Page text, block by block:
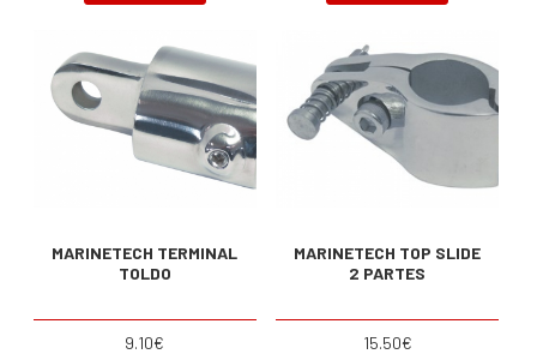
MARINETECH TERMINAL
TOLDO
9.10€
MARINETECH TOP SLIDE
2 PARTES
15.50€